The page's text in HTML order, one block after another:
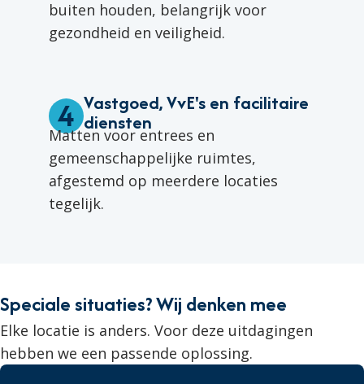
buiten houden, belangrijk voor
gezondheid en veiligheid.
4 Vastgoed, VvE's en facilitaire
diensten
Matten voor entrees en
gemeenschappelijke ruimtes,
afgestemd op meerdere locaties
tegelijk.
Speciale situaties? Wij denken mee​
Elke locatie is anders. Voor deze uitdagingen
hebben we een passende oplossing.